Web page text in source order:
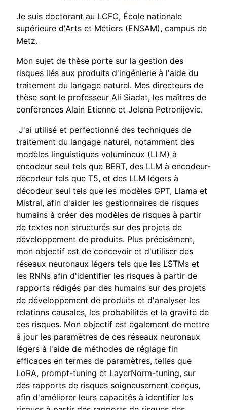
Je suis doctorant au LCFC, École nationale
supérieure d'Arts et Métiers (ENSAM), campus de
Metz.
Mon sujet de thèse porte sur la gestion des
risques liés aux produits d'ingénierie à l'aide du
traitement du langage naturel. Mes directeurs de
thèse sont le professeur Ali Siadat, les maîtres de
conférences Alain Etienne et Jelena Petronijevic.
J'ai utilisé et perfectionné des techniques de
traitement du langage naturel, notamment des
modèles linguistiques volumineux (LLM) à
encodeur seul tels que BERT, des LLM à encodeur-
décodeur tels que T5, et des LLM légers à
décodeur seul tels que les modèles GPT, Llama et
Mistral, afin d'aider les gestionnaires de risques
humains à créer des modèles de risques à partir
de textes non structurés sur des projets de
développement de produits. Plus précisément,
mon objectif est de concevoir et d'utiliser des
réseaux neuronaux légers tels que les LSTMs et
les RNNs afin d'identifier les risques à partir de
rapports rédigés par des humains sur des projets
de développement de produits et d'analyser les
relations causales, les probabilités et la gravité de
ces risques. Mon objectif est également de mettre
à jour les paramètres de ces réseaux neuronaux
légers à l'aide de méthodes de réglage fin
efficaces en termes de paramètres, telles que
LoRA, prompt-tuning et LayerNorm-tuning, sur
des rapports de risques soigneusement conçus,
afin d'améliorer leurs capacités à identifier les